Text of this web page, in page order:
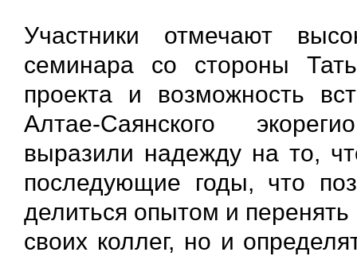
Участники отмечают
семинара со стороны
проекта и возможность
Алтае-Саянского
выразили надежду на то,
последующие годы, что
делиться опытом и
своих коллег, но и